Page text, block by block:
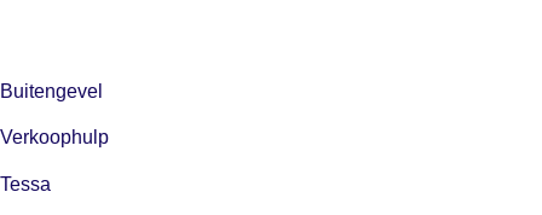
Buitengevel
Verkoophulp
Tessa